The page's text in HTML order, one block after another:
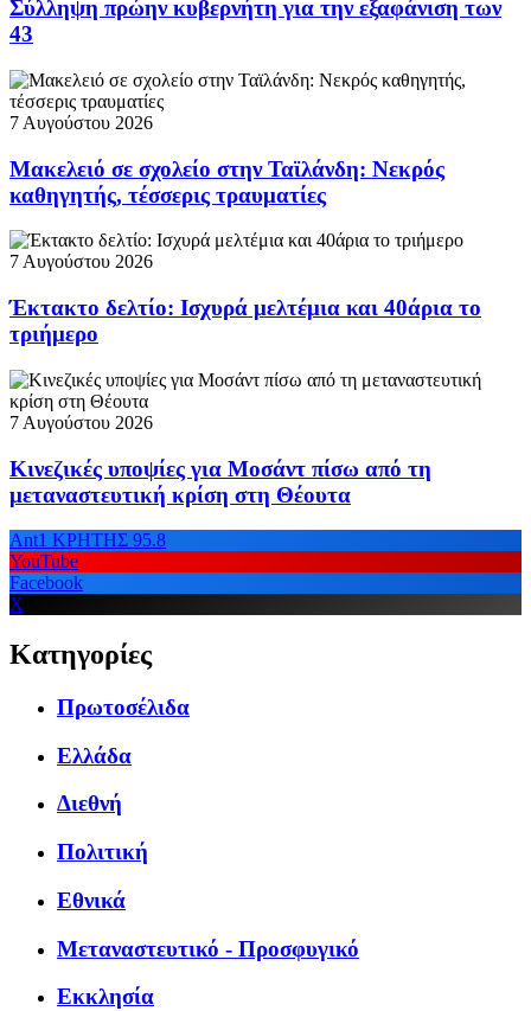
Σύλληψη πρώην κυβερνήτη για την εξαφάνιση των
43
7 Αυγούστου 2026
Μακελειό σε σχολείο στην Ταϊλάνδη: Νεκρός
καθηγητής, τέσσερις τραυματίες
7 Αυγούστου 2026
Έκτακτο δελτίο: Ισχυρά μελτέμια και 40άρια το
τριήμερο
7 Αυγούστου 2026
Κινεζικές υποψίες για Μοσάντ πίσω από τη
μεταναστευτική κρίση στη Θέουτα
Ant1 ΚΡΗΤΗΣ 95.8
YouTube
Facebook
X
Κατηγορίες
Πρωτοσέλιδα
Ελλάδα
Διεθνή
Πολιτική
Εθνικά
Μεταναστευτικό - Προσφυγικό
Εκκλησία